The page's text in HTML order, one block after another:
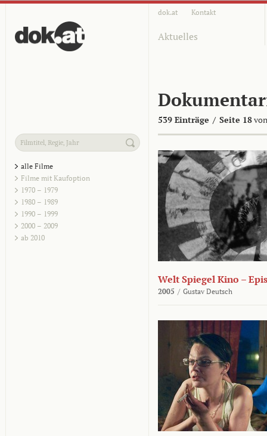
dok.at Kontakt
Aktuelles
539 Einträge / Seite 18
alle Filme
Filme mit Kaufoption
1970 – 1979
1980 – 1989
1990 – 1999
2000 – 2009
ab 2010
Welt Spiegel Kino –
2005 / Gustav Deutsch